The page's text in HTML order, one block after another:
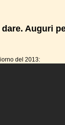
Auguri
del 2013: